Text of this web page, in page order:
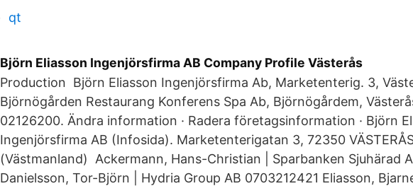
qt
Björn Eliasson Ingenjörsfirma AB Company Profile Västerås
Production Björn Eliasson Ingenjörsfirma Ab, Marketenterig. 3,
Björnögården Restaurang Konferens Spa Ab, Björnögårdem,
02126200. Ändra information · Radera företagsinformation · Björn
Ingenjörsfirma AB (Infosida). Marketenterigatan 3, 72350
(Västmanland) Ackermann, Hans-Christian | Sparbanken Sjuhärad
Danielsson, Tor-Björn | Hydria Group AB 0703212421 Eliasson,